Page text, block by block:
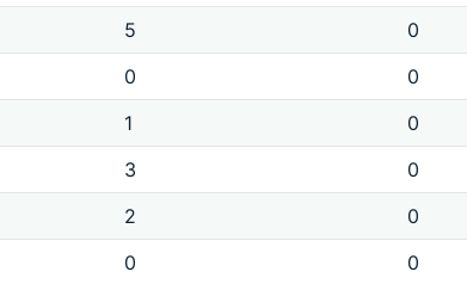
5
0
0
0
1
0
3
0
2
0
0
0